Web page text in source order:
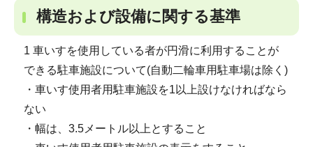
構造および設備に関する基準
1 車いすを使用している者が円滑に利用することが
できる駐車施設について(自動二輪車用駐車場は除く)
・車いす使用者用駐車施設を1以上設けなければなら
ない
・幅は、3.5メートル以上とすること